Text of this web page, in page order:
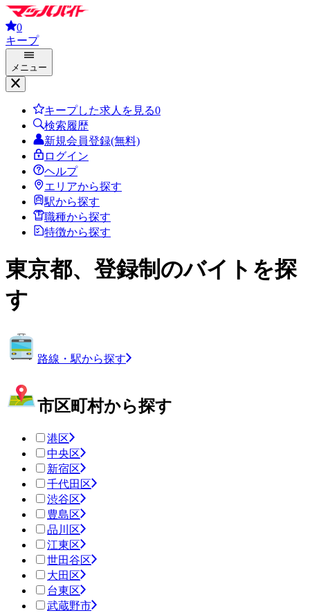
0
キープ
メニュー
キープした求人を見る0
検索履歴
新規会員登録(無料)
ログイン
ヘルプ
エリアから探す
駅から探す
職種から探す
特徴から探す
東京都、登録制 のバイトを探
す
路線・駅から探す
市区町村から探す
港区
中央区
新宿区
千代田区
渋谷区
豊島区
品川区
江東区
世田谷区
大田区
台東区
武蔵野市